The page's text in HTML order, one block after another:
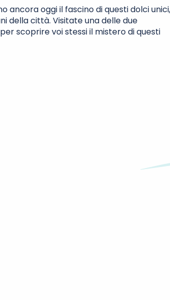
ancora oggi il fascino di questi dolci unici,
della città. Visitate una delle due
scoprire voi stessi il mistero di questi